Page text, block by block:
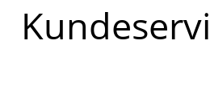
Læs
mere